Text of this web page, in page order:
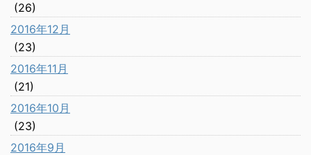
(26)
2016年12月
(23)
2016年11月
(21)
2016年10月
(23)
2016年9月